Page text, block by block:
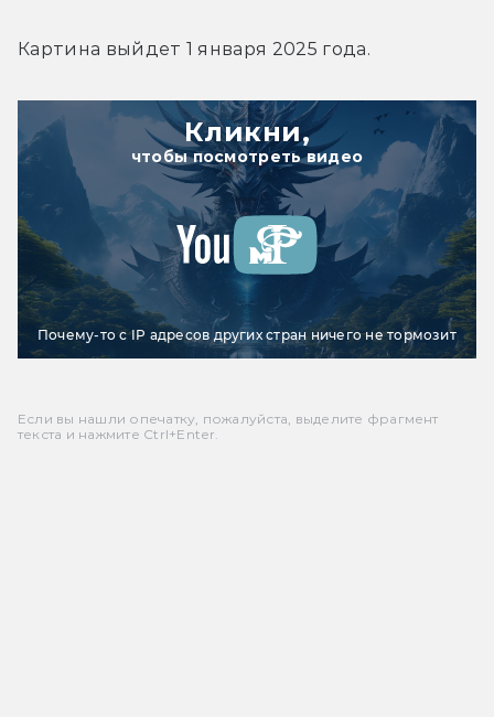
Картина выйдет 1 января 2025 года.
Кликни,
чтобы посмотреть видео
Почему-то с IP адресов других стран ничего не тормозит
Если вы нашли опечатку, пожалуйста, выделите фрагмент
текста и нажмите Ctrl+Enter.